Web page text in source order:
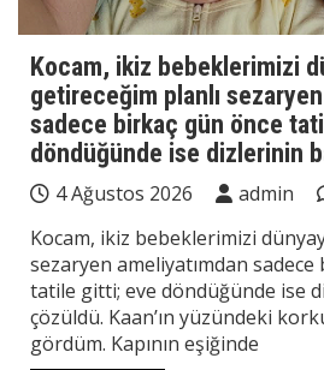
Kocam, ikiz bebeklerimizi
getireceğim planlı
sadece birkaç gün önce
döndüğünde ise dizlerinin
4 Ağustos 2026 admin
Kocam, ikiz bebeklerimizi
sezaryen ameliyatımdan
tatile gitti; eve döndüğünde ise
çözüldü. Kaan’ın yüzündeki
gördüm. Kapının eşiğinde